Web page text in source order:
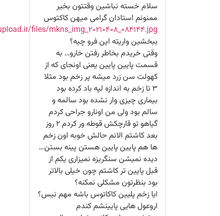
سلام خسته نباشین وقتتون بخیر
ممنونم استادان گرامی میهن کاکتوس
https://uupload.ir/files/mkns_img_۲۰۲۱۰۴۰۸_۰۸۴۱۴۴.jpg
ببخشین واریته این فرو چیه؟
وقتی خریدم بخاطر رفتن خارو… به
قسمت پایین پایین یعنی اونجای که از
کهولت سن زرد میشه پر زخم بود مثلا
۳ تا زخم به اندازه لپه باد کرده بود
بیماری چیزی وار نشده بود سالمه و
سالم بود ولی من اونارو جراحی کردم
گیاهو تو قارچکش قوطه ور کردم ۲ روز
بعد کاشتم الانم حالش خوبه اون زخم
ها هم پایین پایین هستن پینه بستن…
دیده نمیشن سنگریزه نمیزاری یکم از
قبل پایین تر کاشتم چون خیلی بالاتر
بود بنظرتون مشکلی نمکنه؟
ایا زخم پلیین کاکاتوس باشه مهم نیس؟
اروعول هایی پایینشم کندم